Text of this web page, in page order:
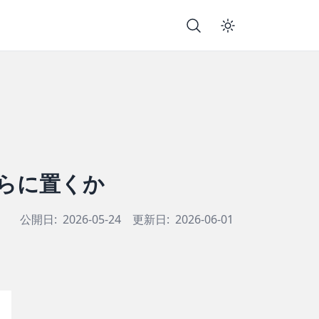
に置くか
公開日: 2026-05-24 更新日: 2026-06-01